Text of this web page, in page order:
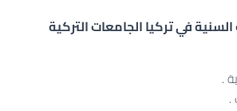
في تركيا الجامعات التركية
.
.